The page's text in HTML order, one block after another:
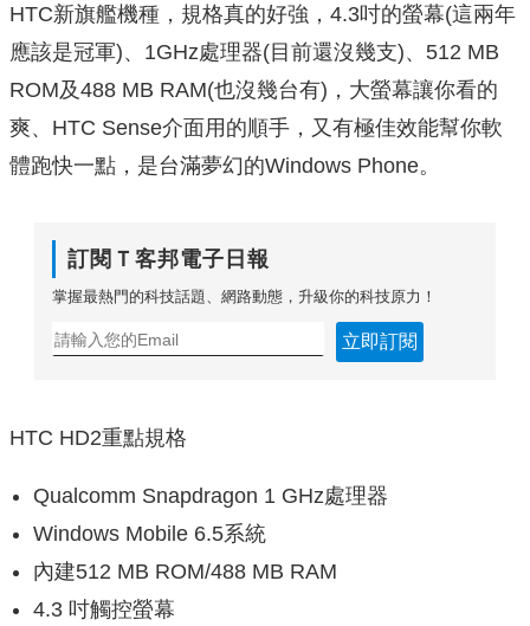
HTC新旗艦機種，規格真的好強，4.3吋的螢幕(這兩年
應該是冠軍)、1GHz處理器(目前還沒幾支)、512 MB
ROM及488 MB RAM(也沒幾台有)，大螢幕讓你看的
爽、HTC Sense介面用的順手，又有極佳效能幫你軟
體跑快一點，是台滿夢幻的Windows Phone。
訂閱Ｔ客邦電子日報
掌握最熱門的科技話題、網路動態，升級你的科技原力！
立即訂閱
HTC HD2重點規格
Qualcomm Snapdragon 1 GHz處理器
Windows Mobile 6.5系統
內建512 MB ROM/488 MB RAM
4.3 吋觸控螢幕